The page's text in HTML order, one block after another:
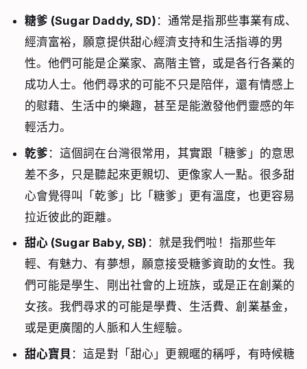
糖爹 (Sugar Daddy, SD) ：通常是指那些事業有成、
經濟富裕，願意提供甜心經濟支持和生活指導的男
性。他們可能是企業家、高階主管，或是各行各業的
成功人士。他們尋求的可能不只是陪伴，還有情感上
的慰藉、生活中的樂趣，甚至是能激發他們靈感的年
輕活力。
乾爹 ：這個詞在台灣很常用，其實跟「糖爹」的意思
差不多，只是聽起來更親切、更像家人一點。很多甜
心會覺得叫「乾爹」比「糖爹」更有溫度，也更容易
拉近彼此的距離。
甜心 (Sugar Baby, SB) ：就是我們啦！指那些年
輕、有魅力、有夢想，願意接受糖爹資助的女性。我
們可能是學生、剛出社會的上班族，或是正在創業的
女孩。我們尋求的可能是學費、生活費、創業基金，
或是更廣闊的人脈和人生經驗。
甜心寶貝 ：這是對「甜心」更親暱的稱呼，有時候糖